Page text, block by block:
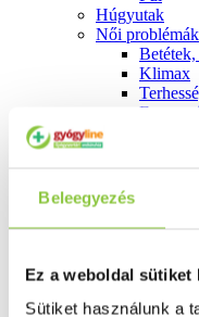
Beleegyezés
Ez a weboldal sütiket
Sütiket használunk a
Húgyutak
Női problémák
Klimax
Szív és
Visszér